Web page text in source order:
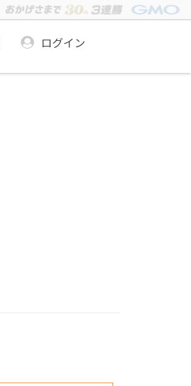
ログイン